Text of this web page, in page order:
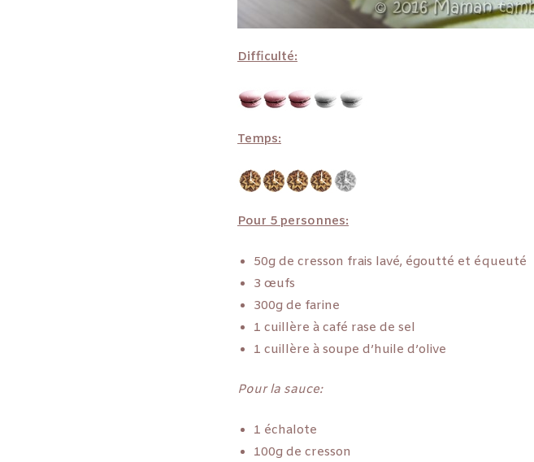
Difficulté:
Temps:
Pour 5 personnes:
50g de cresson frais lavé, égoutté et équeuté
3 œufs
300g de farine
1 cuillère à café rase de sel
1 cuillère à soupe d’huile d’olive
Pour la sauce:
1 échalote
100g de cresson